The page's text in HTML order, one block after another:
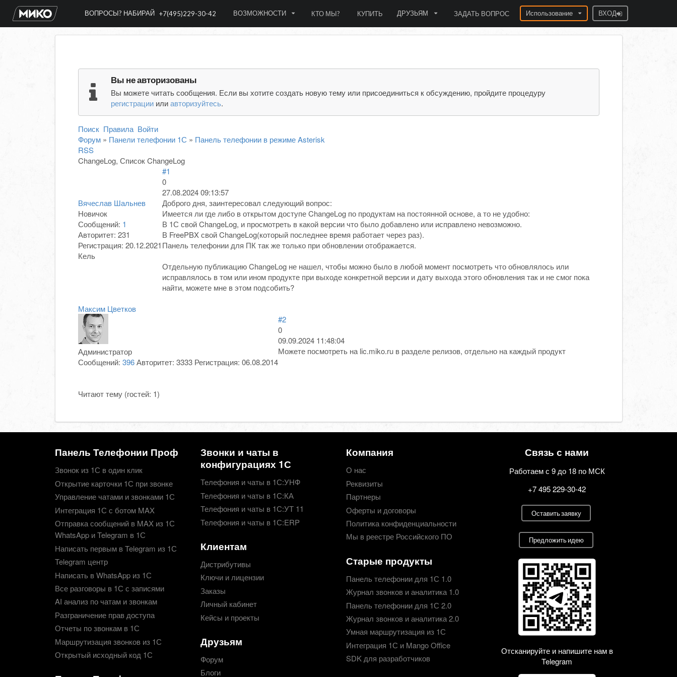
ВОПРОСЫ? НАБИРАЙ+7(495)229-30-42 ВОЗМОЖНОСТИ КТО МЫ? КУПИТЬ ДРУЗЬЯМ ЗАДАТЬ ВОПРОС Использование ВХОД
Вы не авторизованы
Вы можете читать сообщения. Если вы хотите создать новую тему или присоединиться к обсуждению, пройдите процедуру
регистрации илиавторизуйтесь.
Поиск Правила Войти
Форум » Панели телефонии 1С » Панель телефонии в режиме Asterisk
RSS
ChangeLog, Список ChangeLog
Вячеслав Шальнев
Новичок
Сообщений: 1
Авторитет: 231
Регистрация: 20.12.2021
Кель
#1
0
27.08.2024 09:13:57
Доброго дня, заинтересовал следующий вопрос:
Имеется ли где либо в открытом доступе ChangeLog по продуктам на постоянной основе, а то не удобно:
В 1С свой ChangeLog, и просмотреть в какой версии что было добавлено или исправлено невозможно.
В FreePBX свой ChangeLog(который последнее время работает через раз).
Панель телефонии для ПК так же только при обновлении отображается.
Отдельную публикацию ChangeLog не нашел, чтобы можно было в любой момент посмотреть что обновлялось или
исправлялось в том или ином продукте при выходе конкретной версии и дату выхода этого обновления так и не смог пока
найти, можете мне в этом подсобить?
Максим Цветков
Администратор
Сообщений: 396 Авторитет: 3333 Регистрация: 06.08.2014
#2
0
09.09.2024 11:48:04
Можете посмотреть на lic.miko.ru в разделе релизов, отдельно на каждый продукт
Читают тему (гостей: 1)
Панель Телефонии Проф
Звонок из 1С в один клик
Открытие карточки 1С при звонке
Управление чатами и звонками 1С
Интеграция 1С с ботом MAX
Отправка сообщений в MAX из 1С
WhatsApp и Telegram в 1С
Написать первым в Telegram из 1С
Telegram центр
Написать в WhatsApp из 1С
Все разговоры в 1С с записями
AI анализ по чатам и звонкам
Разграничение прав доступа
Отчеты по звонкам в 1С
Маршрутизация звонков из 1С
Открытый исходный код 1С
Звонки и чаты в
конфигурациях 1С
Телефония и чаты в 1С:УНФ
Телефония и чаты в 1С:КА
Телефония и чаты в 1С:УТ 11
Телефония и чаты в 1С:ERP
Клиентам
Дистрибутивы
Ключи и лицензии
Заказы
Личный кабинет
Кейсы и проекты
Друзьям
Форум
Блоги
Компания
О нас
Реквизиты
Партнеры
Оферты и договоры
Политика конфиденциальности
Мы в реестре Российского ПО
Старые продукты
Панель телефонии для 1С 1.0
Журнал звонков и аналитика 1.0
Панель телефонии для 1С 2.0
Журнал звонков и аналитика 2.0
Умная маршрутизация из 1С
Интеграция 1С и Mango Office
SDK для разработчиков
Связь с нами
Работаем с 9 до 18 по МСК
+7 495 229-30-42
Оставить заявку
Предложить идею
Отсканируйте и напишите нам в
Telegram